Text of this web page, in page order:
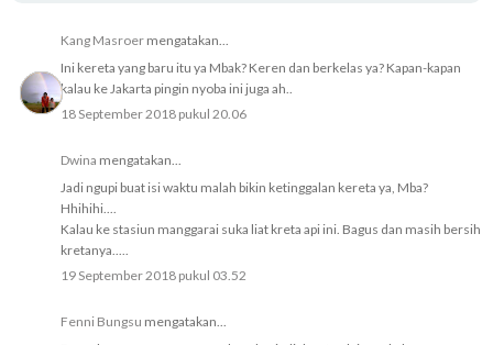
Kang Masroer mengatakan...
Ini kereta yang baru itu ya Mbak? Keren dan berkelas ya? Kapan-kapan
kalau ke Jakarta pingin nyoba ini juga ah..
18 September 2018 pukul 20.06
Dwina mengatakan...
Jadi ngupi buat isi waktu malah bikin ketinggalan kereta ya, Mba?
Hhihihi....
Kalau ke stasiun manggarai suka liat kreta api ini. Bagus dan masih bersih
kretanya.....
19 September 2018 pukul 03.52
Fenni Bungsu mengatakan...